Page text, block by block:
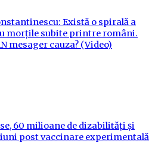
Există o spirală a
morțile subite printre români.
mesager cauza? (Video)
60 milioane de dizabilități și
post vaccinare experimentală